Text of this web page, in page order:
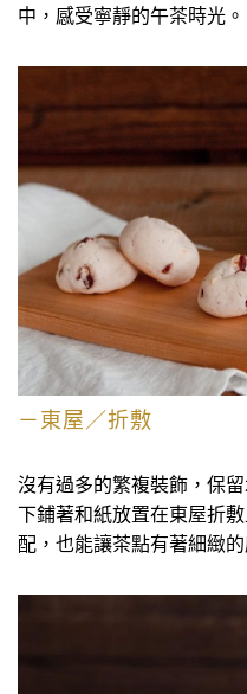
中，感受寧靜的午茶時光。
－東屋／折敷
沒有過多的繁複裝飾，保
下鋪著和紙放置在東屋折
配，也能讓茶點有著細緻的